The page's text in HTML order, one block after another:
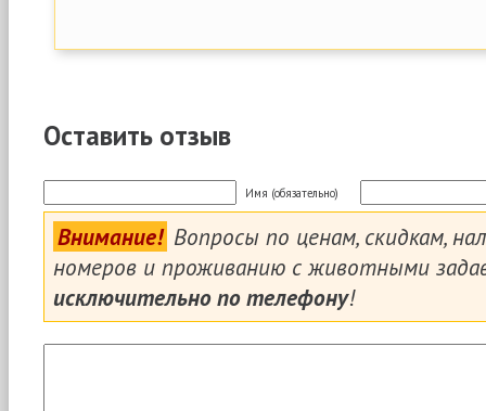
Оставить отзыв
Имя (обязательно)
Внимание! Вопросы по ценам, скидкам,
номеров и проживанию с животными
исключительно по телефону!